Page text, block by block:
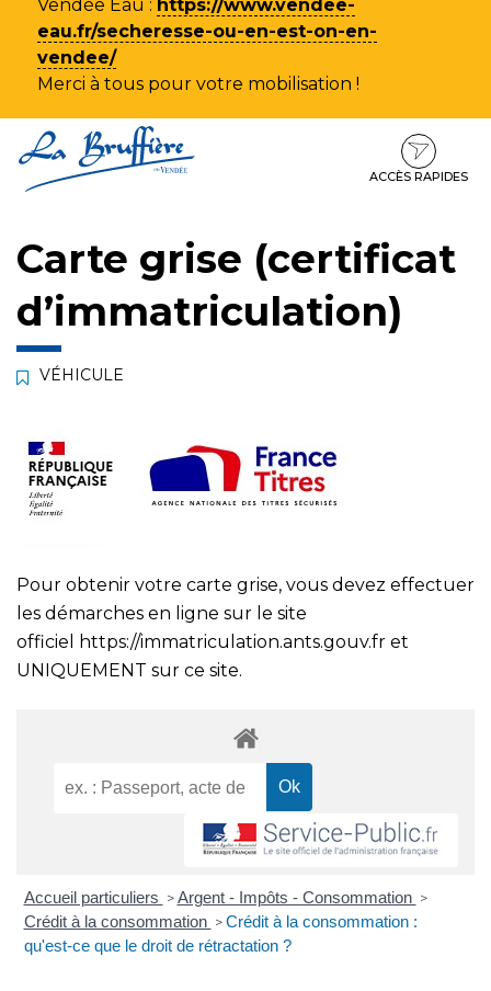
Vendée Eau : https://www.vendee-
eau.fr/secheresse-ou-en-est-on-en-
vendee/
Merci à tous pour votre mobilisation !
au
contenu
au
ACCÈS RAPIDES
Carte grise (certificat
d’immatriculation)
VÉHICULE
Pour obtenir votre carte grise, vous devez effectuer
les démarches en ligne sur le site
officiel
https://immatriculation.ants.gouv.fr et
UNIQUEMENT sur ce site.
Accueil particuliers > Argent - Impôts - Consommation >
Crédit à la consommation > Crédit à la consommation :
qu'est-ce que le droit de rétractation ?